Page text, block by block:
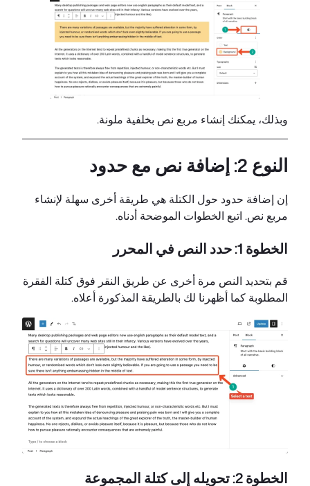
وبذلك، يمكنك إنشاء مربع نص بخلفية ملونة.
النوع 2: إضافة نص مع حدود
إن إضافة حدود حول الكتلة هي طريقة أخرى سهلة لإنشاء
مربع نص. اتبع الخطوات الموضحة أدناه.
الخطوة 1: حدد النص في المحرر
قم بتحديد النص مرة أخرى عن طريق النقر فوق كتلة الفقرة
المطلوبة كما أظهرنا لك بالطريقة المذكورة أعلاه.
الخطوة 2: تحويله إلى كتلة المجموعة